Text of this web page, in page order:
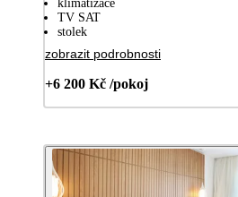
klimatizace
TV SAT
stolek
zobrazit podrobnosti
+6 200 Kč /pokoj